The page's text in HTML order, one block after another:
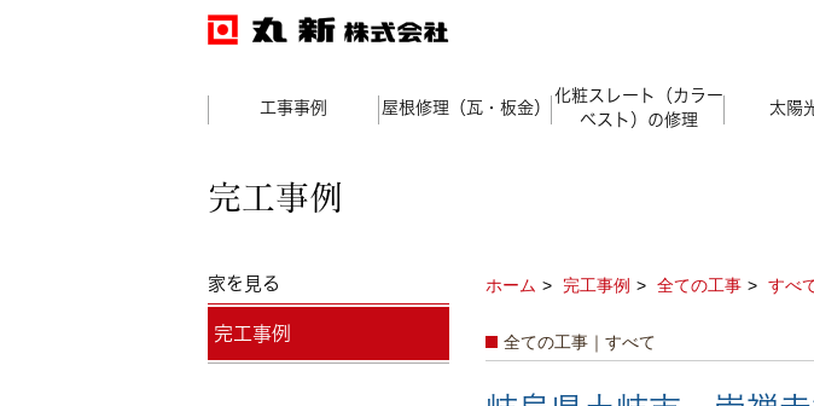
工事事例 屋根修理（瓦・板金）
化粧スレート（カラー
ベスト）の修理
太陽
完工事例
ホーム 完工事例 全ての工事 すべ
全ての工事｜すべて
家を見る
完工事例